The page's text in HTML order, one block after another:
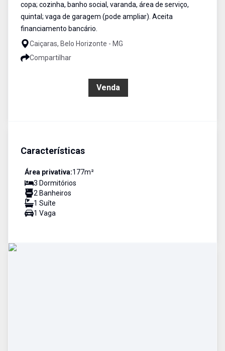
copa; cozinha, banho social, varanda, área de serviço,
quintal; vaga de garagem (pode ampliar). Aceita
financiamento bancário.
Caiçaras, Belo Horizonte - MG
Compartilhar
Venda
Características
Área privativa:177m²
3 Dormitórios
2 Banheiros
1 Suíte
1 Vaga